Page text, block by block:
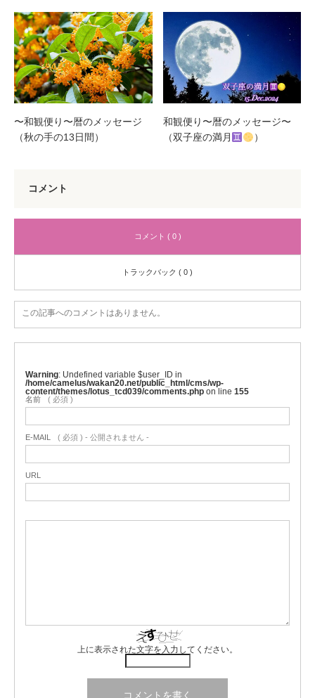
〜和観便り〜暦のメッセージ
（秋の手の13日間）
和観便り〜暦のメッセージ〜
（双子座の満月
）
コメント
コメント ( 0 )
トラックバック ( 0 )
この記事へのコメントはありません。
Warning : Undefined variable $user_ID in
/home/camelus/wakan20.net/public_html/cms/wp-
content/themes/lotus_tcd039/comments.php on line 155
名前 ( 必須 )
E-MAIL ( 必須 ) - 公開されません -
URL
上に表示された文字を入力してください。